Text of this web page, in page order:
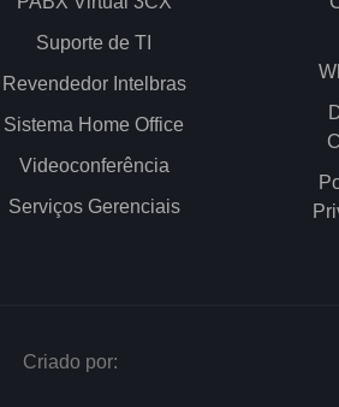
Suporte de TI
Revendedor Intelbras
Sistema Home Office
Videoconferência
Serviços Gerenciais
Criado por: